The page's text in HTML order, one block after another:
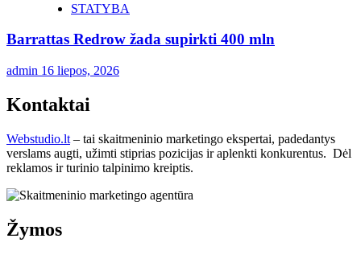
STATYBA
Barrattas Redrow žada supirkti 400 mln
admin 16 liepos, 2026
Kontaktai
Webstudio.lt – tai skaitmeninio marketingo ekspertai, padedantys
verslams augti, užimti stiprias pozicijas ir aplenkti konkurentus. Dėl
reklamos ir turinio talpinimo kreiptis.
Žymos